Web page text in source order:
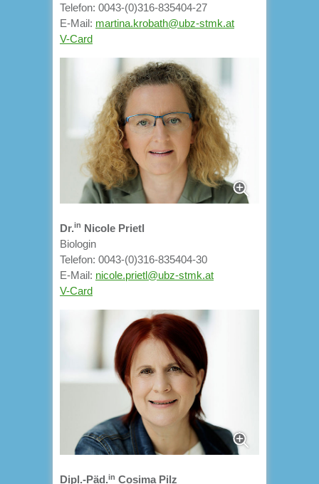
Telefon: 0043-(0)316-835404-27
E-Mail: martina.krobath@ubz-stmk.at
V-Card
Dr.in Nicole Prietl
Biologin
Telefon: 0043-(0)316-835404-30
E-Mail: nicole.prietl@ubz-stmk.at
V-Card
Dipl.-Päd.in Cosima Pilz